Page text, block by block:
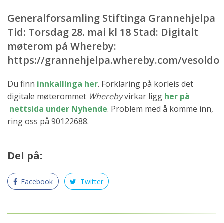
Generalforsamling Stiftinga Grannehjelpa
Tid: Torsdag 28. mai kl 18 Stad: Digitalt
møterom på Whereby:
https://grannehjelpa.whereby.com/vesoldo
Du finn innkallinga her. Forklaring på korleis det
digitale møterommet Wherebyvirkar ligg her på
nettsida under Nyhende. Problem med å komme inn,
ring oss på 90122688.
Del på:
Facebook Twitter